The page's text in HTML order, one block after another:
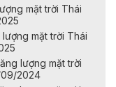
mặt trời Thái
mặt trời Thái
lượng mặt trời
09/2024